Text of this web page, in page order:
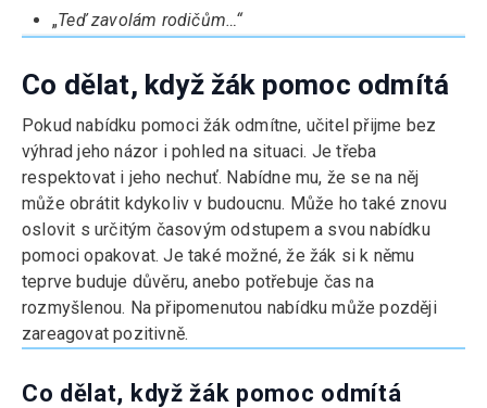
„Teď zavolám rodičům…“
Co dělat, když žák pomoc odmítá
Pokud nabídku pomoci žák odmítne, učitel přijme bez
výhrad jeho názor i pohled na situaci. Je třeba
respektovat i jeho nechuť. Nabídne mu, že se na něj
může obrátit kdykoliv v budoucnu. Může ho také znovu
oslovit s určitým časovým odstupem a svou nabídku
pomoci opakovat. Je také možné, že žák si k němu
teprve buduje důvěru, anebo potřebuje čas na
rozmyšlenou. Na připomenutou nabídku může později
zareagovat pozitivně.
Co dělat, když žák pomoc odmítá